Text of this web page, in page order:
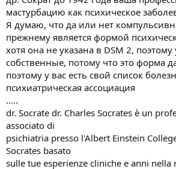
мастурбацию как психическое
Я думаю, что да или нет
прежнему является формой
хотя она не указана в DSM 2, поэтому
собственные, потому что это форма
поэтому у вас есть свой список
психиатрическая ассоциация
.....
dr. Socrate dr. Charles Socrates è un
associato di
psichiatria presso l'Albert Einstein
Socrates basato
sulle tue esperienze cliniche e anni nella